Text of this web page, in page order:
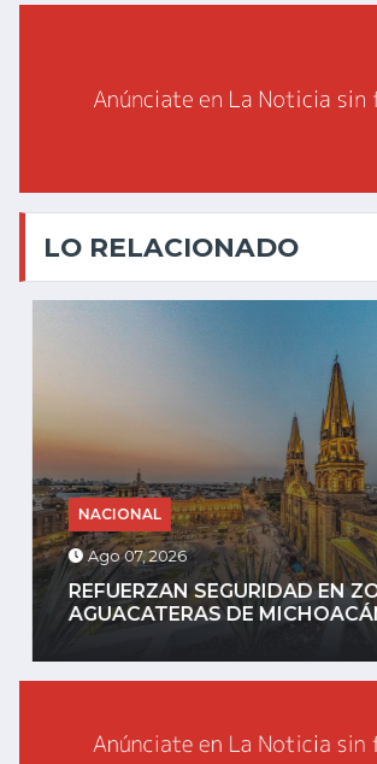
LO RELACIONADO
NACIONAL
Ago 07, 2026
REFUERZAN SEGURIDAD EN
AGUACATERAS DE MICHOACÁN